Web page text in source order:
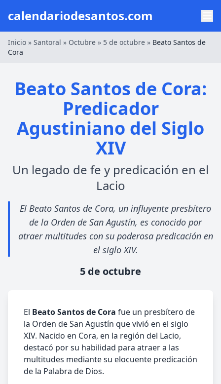
calendariodesantos.com
Inicio » Santoral » Octubre » 5 de octubre » Beato Santos de
Cora
Beato Santos de Cora:
Predicador
Agustiniano del Siglo
XIV
Un legado de fe y predicación en el
Lacio
El Beato Santos de Cora, un influyente presbítero
de la Orden de San Agustín, es conocido por
atraer multitudes con su poderosa predicación en
el siglo XIV.
5 de octubre
El Beato Santos de Cora fue un presbítero de
la Orden de San Agustín que vivió en el siglo
XIV. Nacido en Cora, en la región del Lacio,
destacó por su habilidad para atraer a las
multitudes mediante su elocuente predicación
de la Palabra de Dios.